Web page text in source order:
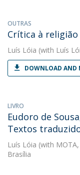
OUTRAS
Crítica à religião
Luís Lóia (with Luís
DOWNLOAD AND
LIVRO
Eudoro de
Textos
Luís Lóia (with
Brasília